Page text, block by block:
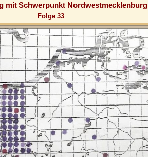
mit Schwerpunkt Nordwestmecklenburg
Folge 33